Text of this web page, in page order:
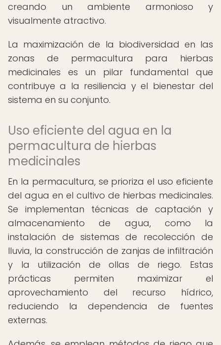
creando un ambiente armonioso y
visualmente atractivo.
La maximización de la biodiversidad en las
zonas de permacultura para hierbas
medicinales es un pilar fundamental que
contribuye a la resiliencia y el bienestar del
sistema en su conjunto.
Uso eficiente del agua en la
permacultura de hierbas
medicinales
En la permacultura, se prioriza el uso eficiente
del agua en el cultivo de hierbas medicinales.
Se implementan técnicas de captación y
almacenamiento de agua, como la
instalación de sistemas de recolección de
lluvia, la construcción de zanjas de infiltración
y la utilización de ollas de riego. Estas
prácticas permiten maximizar el
aprovechamiento del recurso hídrico,
reduciendo la dependencia de fuentes
externas.